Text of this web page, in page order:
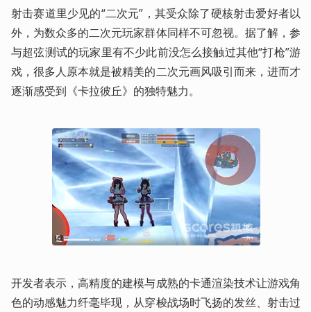
射击赛道里少见的“二次元”，其受众除了硬核射击爱好者以
外，为数众多的二次元玩家群体同样不可忽视。据了解，参
与超弦测试的玩家里有不少此前没怎么接触过其他“打枪”游
戏，很多人原本就是被精美的二次元画风吸引而来，进而才
逐渐感受到《卡拉彼丘》的独特魅力。
开发者表示，高精度的建模与成熟的卡通渲染技术让游戏角
色的动感魅力纤毫毕现，从穿梭战场时飞扬的发丝、射击过